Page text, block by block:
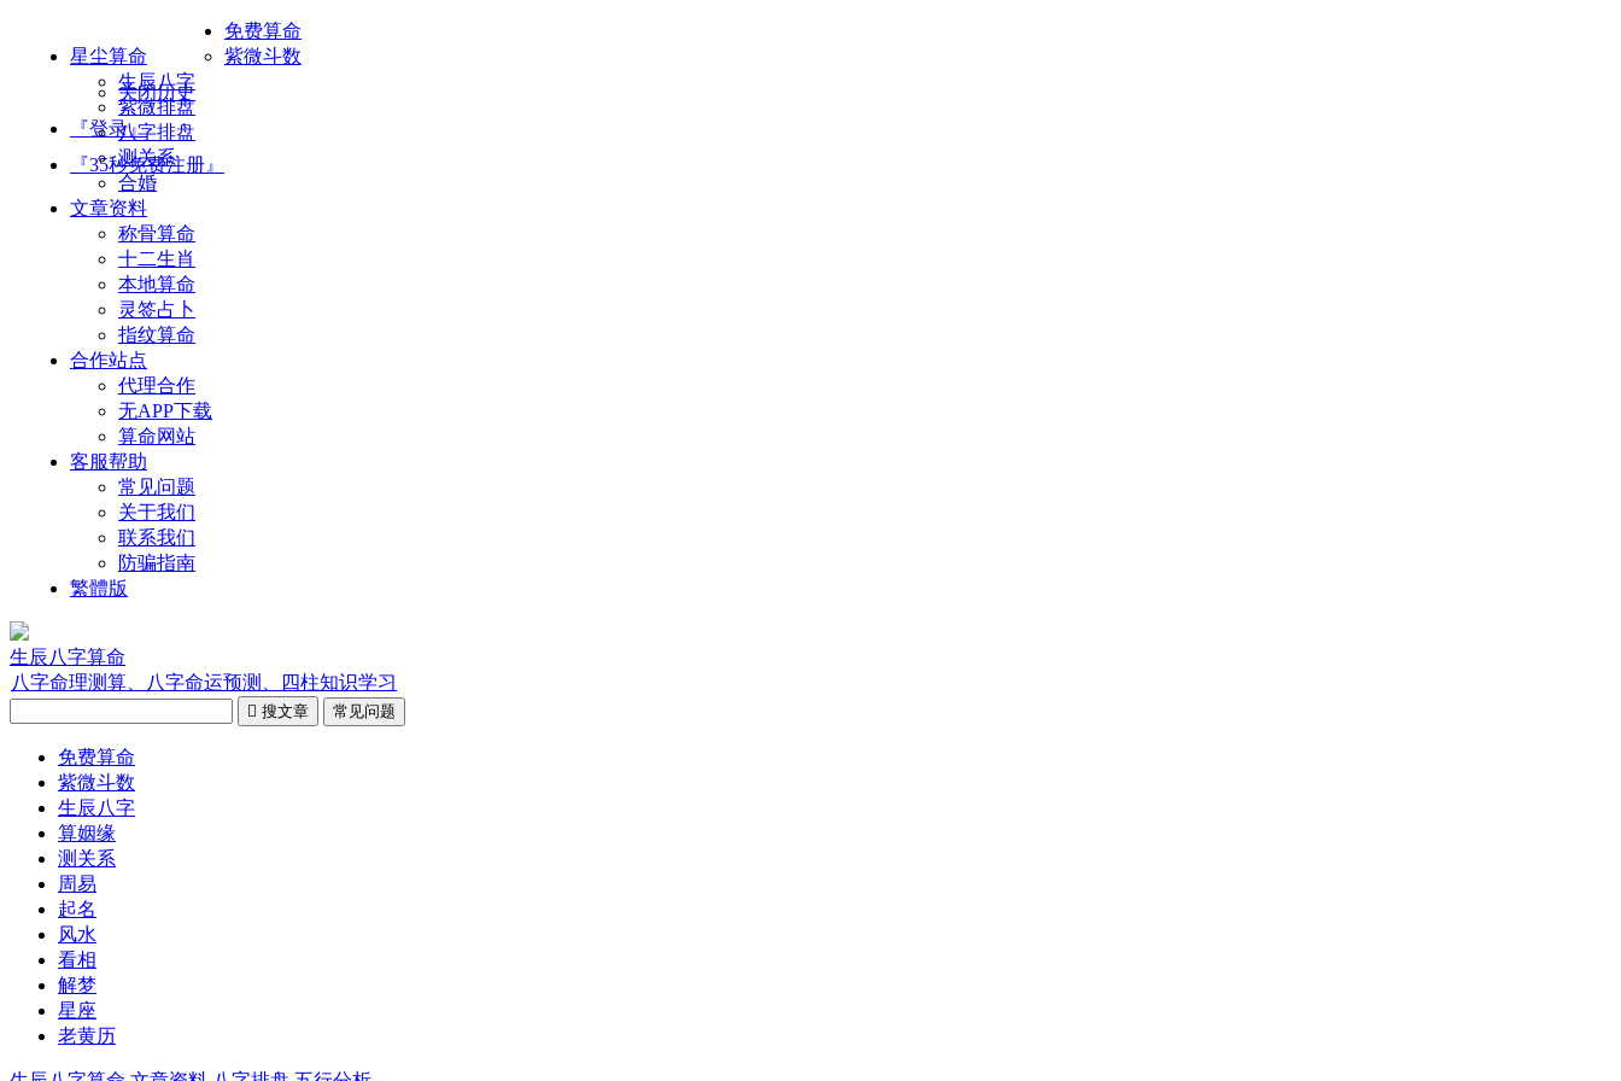
星尘算命
关闭历史
『登录』
『35秒免费注册』
免费算命
紫微斗数
生辰八字
紫微排盘
八字排盘
测关系
合婚
文章资料
称骨算命
十二生肖
本地算命
灵签占卜
指纹算命
合作站点
代理合作
无APP下载
算命网站
客服帮助
常见问题
关于我们
联系我们
防骗指南
繁體版
生辰八字算命
八字命理测算、八字命运预测、四柱知识学习
 搜文章 常见问题
免费算命
紫微斗数
生辰八字
算姻缘
测关系
周易
起名
风水
看相
解梦
星座
老黄历